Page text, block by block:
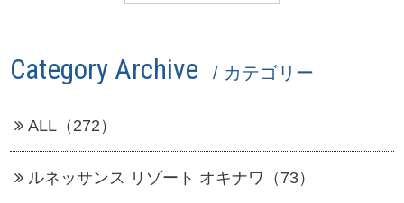
Category Archive / カテゴリー
ALL（272）
ルネッサンス リゾート オキナワ（73）